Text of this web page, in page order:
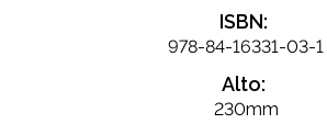
ISBN:
978-84-16331-03-1
Alto:
230mm